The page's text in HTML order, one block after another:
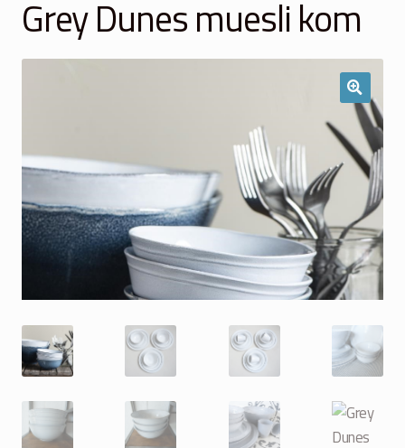
Winkelmand
Contact
Grey Dunes muesli kom